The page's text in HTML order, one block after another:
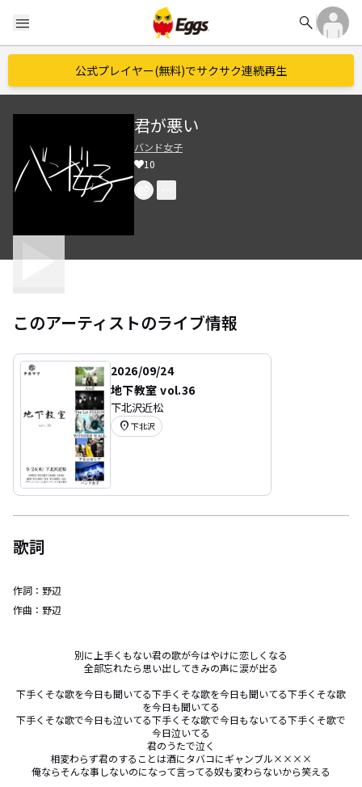
menu search
公式プレイヤー(無料)でサクサク連続再生
君が悪い
バンド女子
10
このアーティストのライブ情報
2026/09/24
地下教室 vol.36
下北沢近松
location_on 下北沢
歌詞
作詞： 野辺
作曲： 野辺
別に上手くもない君の歌が今はやけに恋しくなる
全部忘れたら思い出してきみの声に涙が出る
下手くそな歌を今日も聞いてる下手くそな歌を今日も聞いてる下手くそな歌
を今日も聞いてる
下手くそな歌で今日も泣いてる下手くそな歌で今日もないてる下手くそ歌で
今日泣いてる
君のうたで泣く
相変わらず君のすることは酒にタバコにギャンブル××××
俺ならそんな事しないのになって言ってる奴も変わらないから笑える